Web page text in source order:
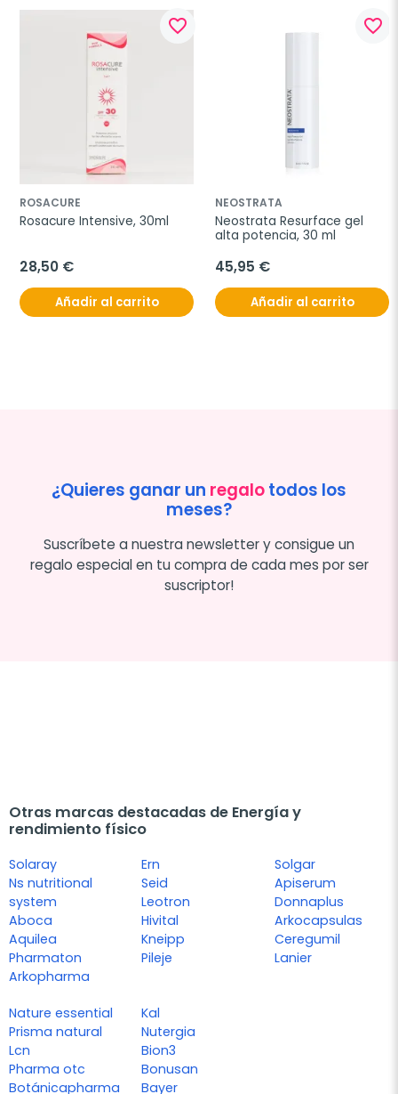
favorite_border
ROSACURE
Rosacure Intensive, 30ml
28,50 €
Añadir al carrito
favorite_border
NEOSTRATA
Neostrata Resurface gel
alta potencia, 30 ml
45,95 €
Añadir al carrito
¿Quieres ganar un regalotodos los
meses?
Suscríbete a nuestra newsletter y consigue un
regalo especial en tu compra de cada mes por ser
suscriptor!
Otras marcas destacadas de Energía y
rendimiento físico
Solaray
Ns nutritional
system
Aboca
Aquilea
Pharmaton
Arkopharma
Ern
Seid
Leotron
Hivital
Kneipp
Pileje
Solgar
Apiserum
Donnaplus
Arkocapsulas
Ceregumil
Lanier
Nature essential
Prisma natural
Lcn
Pharma otc
Botánicapharma
Kal
Nutergia
Bion3
Bonusan
Bayer